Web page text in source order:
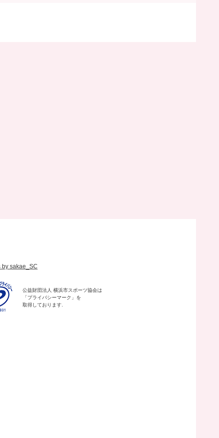
by sakae_SC
公益財団法人 横浜市スポーツ協会は
「プライバシーマーク」を
取得しております.